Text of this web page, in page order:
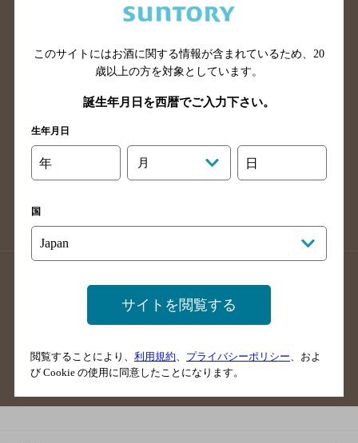
広島県のバー検索
岡山県のバー検索
山口県のバー検索
鳥取県のバー検索
島根県のバー検索
徳島県のバー検索
香川県のバー検索
愛媛県のバー検索
長崎県のバー検索
佐賀県のバー検索
大分県のバー検索
熊本県のバー検索
掲載店舗様ログイン
サイトマップ ご意見・ご感想
このサイトにはお酒に関する情報が含まれているため、 20
歳以上の方を対象としています。
誕生年月日を西暦でご入力下さい。
生年月日
年 月 日
国
サイトを閲覧する
閲覧することにより、 利用規約、 プライバシーポリシー、およ
び Cookie の使用に同意したことになります。